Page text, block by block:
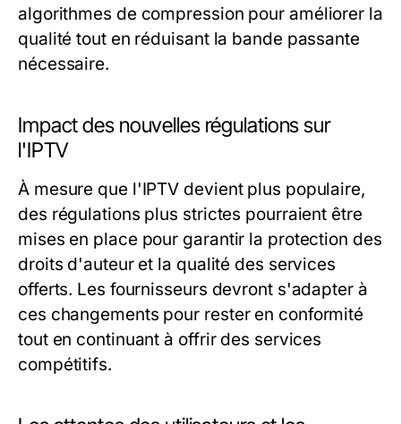
algorithmes de compression pour améliorer la
qualité tout en réduisant la bande passante
nécessaire.
Impact des nouvelles régulations sur
l'IPTV
À mesure que l'IPTV devient plus populaire,
des régulations plus strictes pourraient être
mises en place pour garantir la protection des
droits d'auteur et la qualité des services
offerts. Les fournisseurs devront s'adapter à
ces changements pour rester en conformité
tout en continuant à offrir des services
compétitifs.